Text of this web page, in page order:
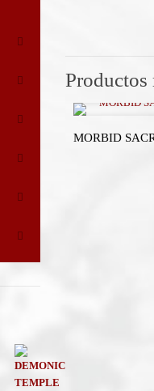
Productos
MORBID